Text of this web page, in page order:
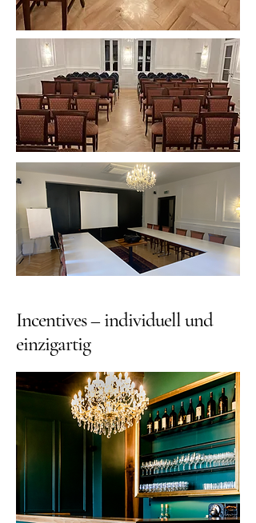
Incentives – individuell und
einzigartig